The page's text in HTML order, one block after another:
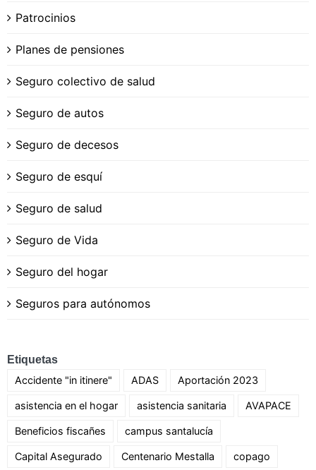
Patrocinios
Planes de pensiones
Seguro colectivo de salud
Seguro de autos
Seguro de decesos
Seguro de esquí
Seguro de salud
Seguro de Vida
Seguro del hogar
Seguros para autónomos
Etiquetas
Accidente "in itinere"
ADAS Aportación 2023
asistencia en el hogar asistencia sanitaria AVAPACE
Beneficios fiscañes campus santalucía
Capital Asegurado Centenario Mestalla copago